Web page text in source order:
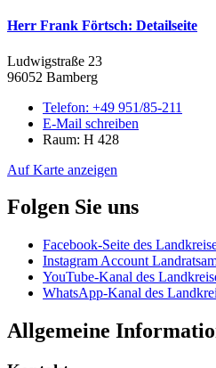
Herr Frank Förtsch: Detailseite
Ludwigstraße 23
96052 Bamberg
Telefon: +49 951/85-211
E-Mail schreiben
Raum: H 428
Auf Karte anzeigen
Folgen Sie uns
Facebook-Seite des
Instagram Account
YouTube-Kanal des
WhatsApp-Kanal des
Allgemeine